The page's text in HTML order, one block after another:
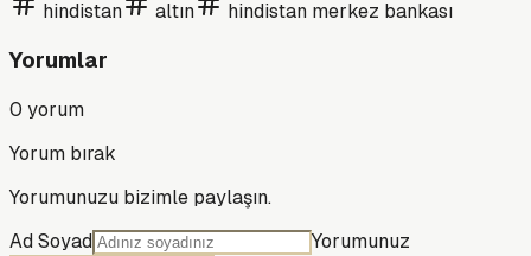
hindistan altın hindistan merkez bankası
Yorumlar
0 yorum
Yorum bırak
Yorumunuzu bizimle paylaşın.
Ad Soyad
Yorumunuz